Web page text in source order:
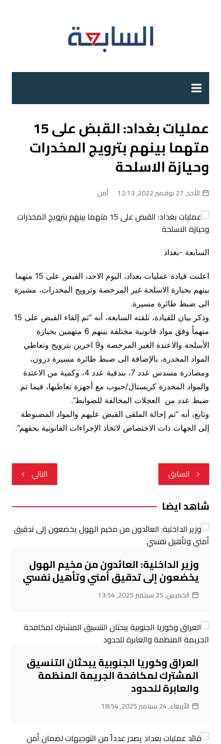
عمليات بغداد: القبض على 15
متهما بينهم بترويج المخدرات
وحيازة الاسلحة
الأحد, 27 نوفمبر 2022, 12:13 أمن
السابعة -بغداد
اعلنت قيادة عمليات بغداد، اليوم الاحد، القبض على 15 متهما
بينهم بحيازة الاسلحة غير المرخصة وترويج المخدرات، مشيرة
الى ضبط طائرة مسيرة.
وذكر بيان للقيادة، تلقته السابعة، أنه “تم إلقاء القبض على 15
متهماً وفق مواد قانونية مختلفة بينهم 6 متهمين بحيازة
الأسلحة والاعتدة الغير المرخصة و9 اخرين بترويج وتعاطي
المواد المخدرة، بالإضافة الى ضبط طائرة مسيرة درون،
ومصادرة مسدس عدد 7، بندقية عدد 4، وكمية من الاعتدة
والمواد المخدرة كريستال/حبوب مع أجهزة تعاطيها، فيما تم
ضبط عدد من العجلات المخالفة للضوابط”.
وتابع، أنه “تم إحالة الملقى القبض عليهم والمواد المضبوطة
إلى الجهات ذات الاختصاص لاتخاذ الإجراءات القانونية بحقهم”.
تصفّح
المقالات
السابق التالي
شاهد ايضا
وزير الداخلية: العائدون من مخيم الهول
يخضعون إلى تدقيق أمني وتأهيل نفسي
الخميس, 25 سبتمبر 2025, 13:54
العراق وكوريا الجنوبية يبحثان التنسيق
المشترك لمكافحة الجريمة المنظمة
والعابرة للحدود
الأربعاء, 24 سبتمبر 2025, 18:54